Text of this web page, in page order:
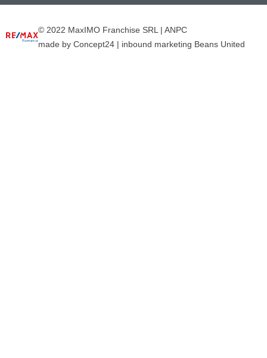
© 2022 MaxIMO Franchise SRL | ANPC
made by Concept24| inbound marketing Beans United